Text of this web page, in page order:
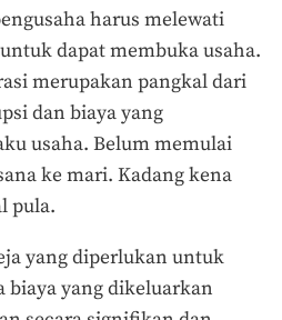
harus melewati
dapat membuka usaha.
merupakan pangkal dari
dan biaya yang
usaha. Belum memulai
ke mari. Kadang kena
pula.
yang diperlukan untuk
biaya yang dikeluarkan